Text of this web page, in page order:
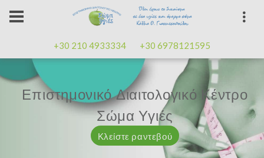
+30 210 4933334 +30 6978121595
Επαγγελματισμός, εμπειρίακαλή
διάθεση
Κλείστε ραντεβού
Επιστημονικό Διαιτολογικό Κέντρο
Σώμα Υγιές
Κλείστε ραντεβού
Μαζί μας μπορείτε
Κλείστε ραντεβού
Επαγγελματισμός, εμπειρίακαλή
διάθεση
Κλείστε ραντεβού
Επιστημονικό Διαιτολογικό Κέντρο
Σώμα Υγιές
Κλείστε ραντεβού